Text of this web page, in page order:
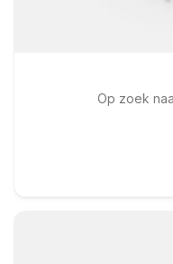
Op zoek